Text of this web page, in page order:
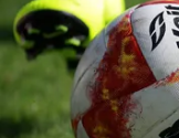
17/06/2026 -